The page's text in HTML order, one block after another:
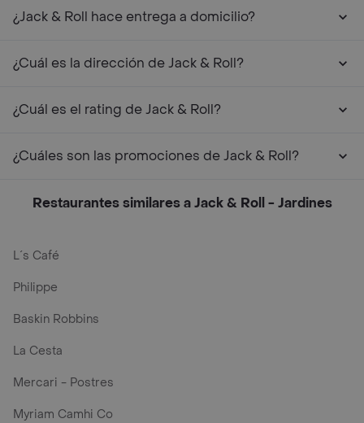
¿Jack & Roll hace entrega a domicilio?
¿Cuál es la dirección de Jack & Roll?
¿Cuál es el rating de Jack & Roll?
¿Cuáles son las promociones de Jack & Roll?
Restaurantes similares a Jack & Roll - Jardines
L´s Café
Philippe
Baskin Robbins
La Cesta
Mercari - Postres
Myriam Camhi Co